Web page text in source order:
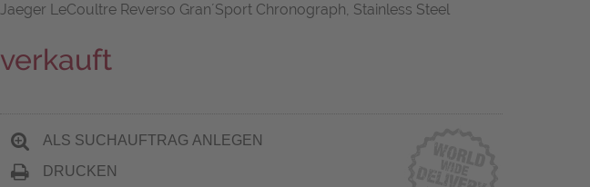
Jaeger LeCoultre Reverso Gran´Sport Chronograph, Stainless Steel
verkauft
ALS SUCHAUFTRAG ANLEGEN
DRUCKEN